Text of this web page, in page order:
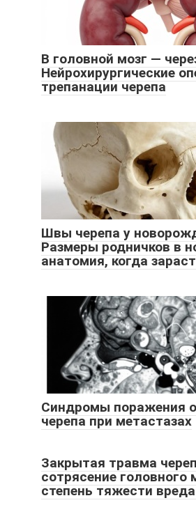
В головной мозг —
Нейрохирургические
трепанации черепа
Швы черепа у
Размеры родничков в
анатомия, когда
Синдромы поражения
черепа при метастазах
Закрытая травма
сотрясение головного
степень тяжести